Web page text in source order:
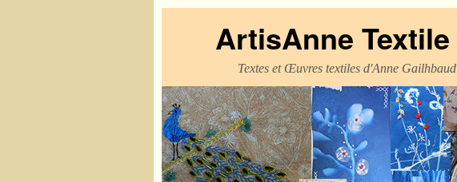
ArtisAnne Textile
Textes et Œuvres textiles d'Anne Gailhbaud